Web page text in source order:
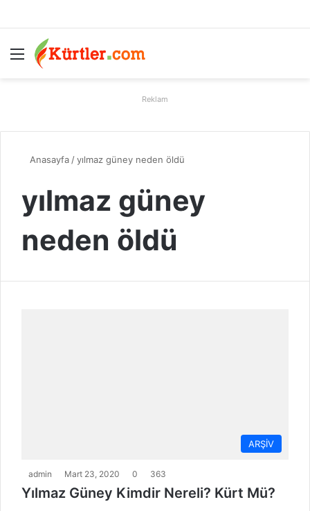
Menü
Reklam
Anasayfa /yılmaz güney neden öldü
yılmaz güney
neden öldü
ARŞİV
admin Mart 23, 2020 0 363
Yılmaz Güney Kimdir Nereli? Kürt Mü?